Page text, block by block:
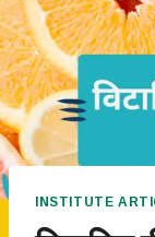
INSTITUTE